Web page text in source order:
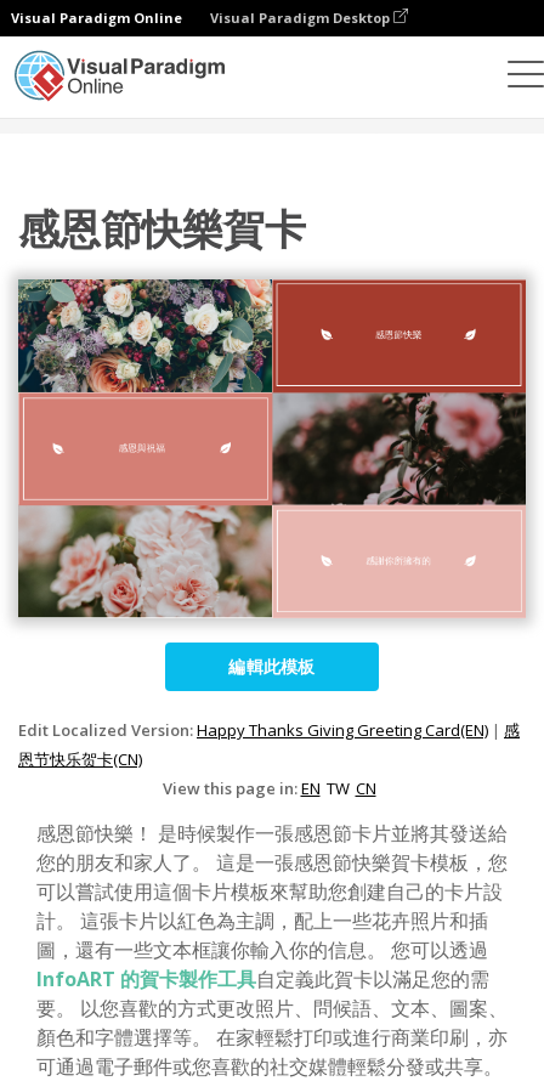
Visual Paradigm Online Visual Paradigm Desktop
感恩節快樂賀卡
編輯此模板
Edit Localized Version:Happy Thanks Giving Greeting Card(EN) | 感
恩节快乐贺卡(CN)
View this page in:EN TW CN
感恩節快樂！ 是時候製作一張感恩節卡片並將其發送給
您的朋友和家人了。 這是一張感恩節快樂賀卡模板，您
可以嘗試使用這個卡片模板來幫助您創建自己的卡片設
計。 這張卡片以紅色為主調，配上一些花卉照片和插
圖，還有一些文本框讓你輸入你的信息。 您可以透過
InfoART 的賀卡製作工具自定義此賀卡以滿足您的需
要。 以您喜歡的方式更改照片、問候語、文本、圖案、
顏色和字體選擇等。 在家輕鬆打印或進行商業印刷，亦
可通過電子郵件或您喜歡的社交媒體輕鬆分發或共享。